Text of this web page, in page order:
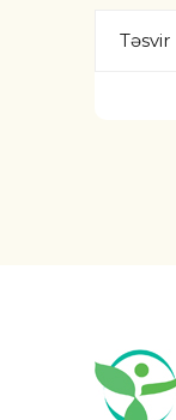
Təsvir